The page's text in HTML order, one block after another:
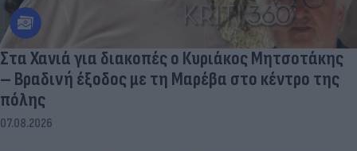
Στα Χανιά για διακοπές ο Κυριάκος Μητσοτάκης
– Βραδινή έξοδος με τη Μαρέβα στο κέντρο της
πόλης
07.08.2026